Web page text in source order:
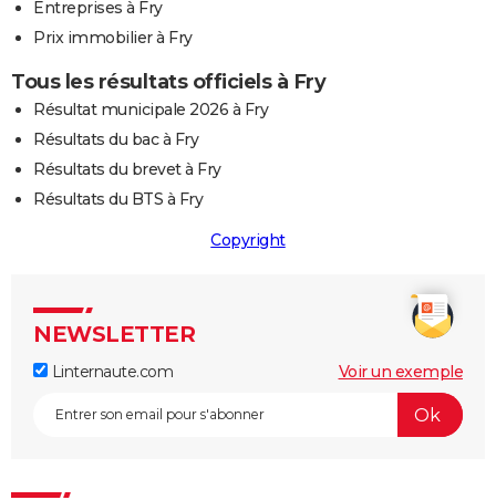
Entreprises à Fry
Prix immobilier à Fry
Tous les résultats officiels à Fry
Résultat municipale 2026 à Fry
Résultats du bac à Fry
Résultats du brevet à Fry
Résultats du BTS à Fry
Copyright
NEWSLETTER
Linternaute.com Voir un exemple